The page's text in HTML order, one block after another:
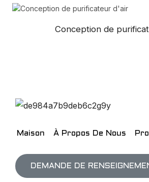
Conception de
Maison À Propos De Nous
DEMANDE DE